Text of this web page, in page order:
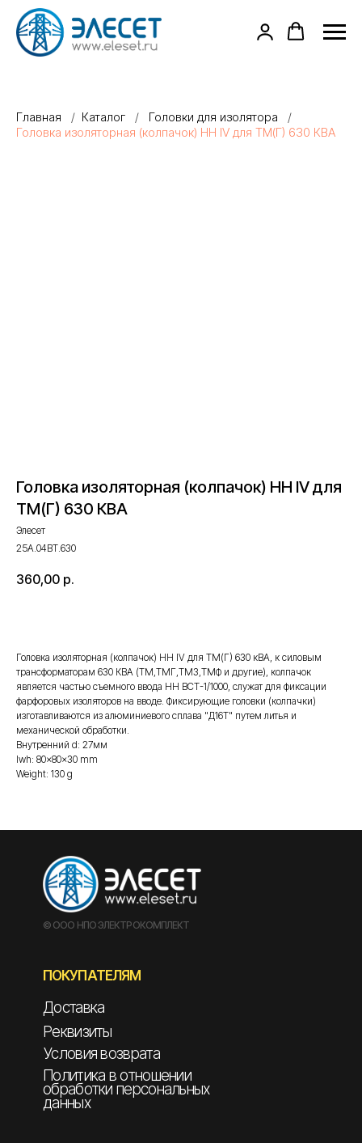
Главная / Каталог / Головки для изолятора
/
Головка изоляторная (колпачок) НН IV для ТМ(Г) 630 КВА
Головка изоляторная (колпачок) НН IV для
ТМ(Г) 630 КВА
Элесет
25А.04ВТ.630
360,00 р.
Головка изоляторная (колпачок) НН IV для ТМ(Г) 630 кВА, к силовым
трансформаторам 630 КВА (ТМ,ТМГ,ТМЗ,ТМФ и другие), колпачок
является частью съемного ввода НН ВСТ-1/1000, служат для фиксации
фарфоровых изоляторов на вводе. Фиксирующие головки (колпачки)
изготавливаются из алюминиевого сплава "Д16Т" путем литья и
механической обработки.
Внутренний d: 27мм
lwh: 80x80x30 mm
Weight: 130 g
© ООО НПО ЭЛЕКТРОКОМПЛЕКТ
ПОКУПАТЕЛЯМ
Доставка
Реквизиты
Условия возврата
Политика в отношении
обработки персональных
данных